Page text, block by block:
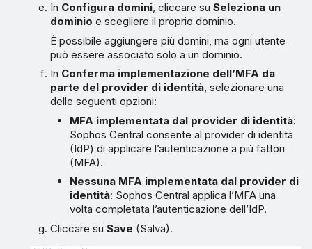
In Configura domini, cliccare suSeleziona un
dominio e scegliere il proprio dominio.
È possibile aggiungere più domini, ma ogni utente
può essere associato solo a un dominio.
In Conferma implementazione dell’MFA da
parte del provider di identità, selezionare una
delle seguenti opzioni:
MFA implementata dal provider di identità:
Sophos Central consente al provider di identità
(IdP) di applicare l’autenticazione a più fattori
(MFA).
Nessuna MFA implementata dal provider di
identità: Sophos Central applica l’MFA una
volta completata l’autenticazione dell’IdP.
Cliccare suSave (Salva).